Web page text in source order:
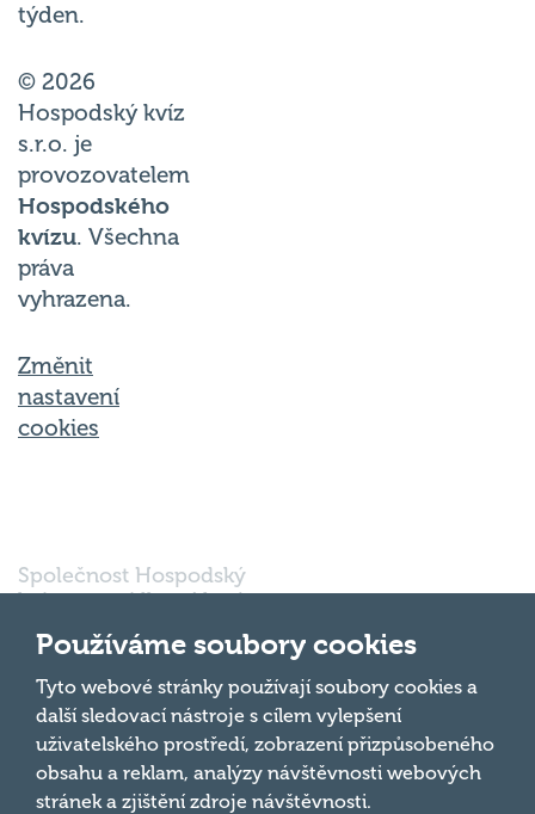
týden.
© 2026
Hospodský kvíz
s.r.o. je
provozovatelem
Hospodského
kvízu. Všechna
práva
vyhrazena.
Změnit
nastavení
cookies
Společnost Hospodský
kvíz s.r.o., sídlem Nové
602 00 Brno, IČ:
03980138, DIČ:
CZ03980138 je vedena
pod spisovou značkou
a oddílem 90428 C u
Krajského soudu v
Brně.
Nahoru
Používáme soubory cookies
Tyto webové stránky používají soubory cookies a
další sledovací nástroje s cílem vylepšení
uživatelského prostředí, zobrazení přizpůsobeného
obsahu a reklam, analýzy návštěvnosti webových
stránek a zjištění zdroje návštěvnosti.